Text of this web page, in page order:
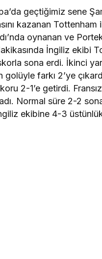
geçtiğimiz sene
kazanan Tottenham
oynanan ve
İngiliz ekibi
sona erdi. İkinci
golüyle farkı 2’ye
2-1’e getirdi.
Normal süre 2-2
ekibine 4-3